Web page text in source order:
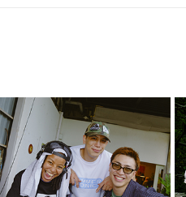
FULLHOUSE ×
XLARGE × X-girl
× SUMMER
SONIC 2…